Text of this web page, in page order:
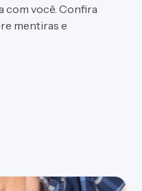
com você. Confira
mentiras e